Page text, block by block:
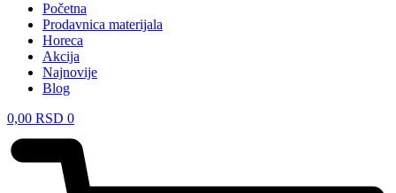
Početna
Prodavnica materijala
Horeca
Akcija
Najnovije
Blog
0,00 RSD 0